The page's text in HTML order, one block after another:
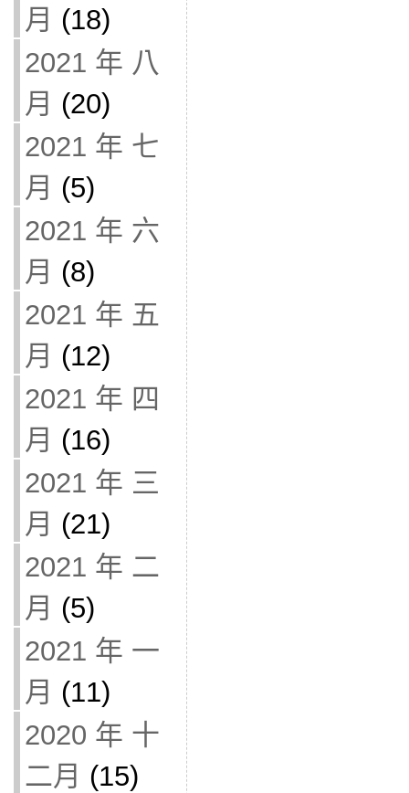
月 (18)
2021 年 八
月 (20)
2021 年 七
月 (5)
2021 年 六
月 (8)
2021 年 五
月 (12)
2021 年 四
月 (16)
2021 年 三
月 (21)
2021 年 二
月 (5)
2021 年 一
月 (11)
2020 年 十
二月 (15)